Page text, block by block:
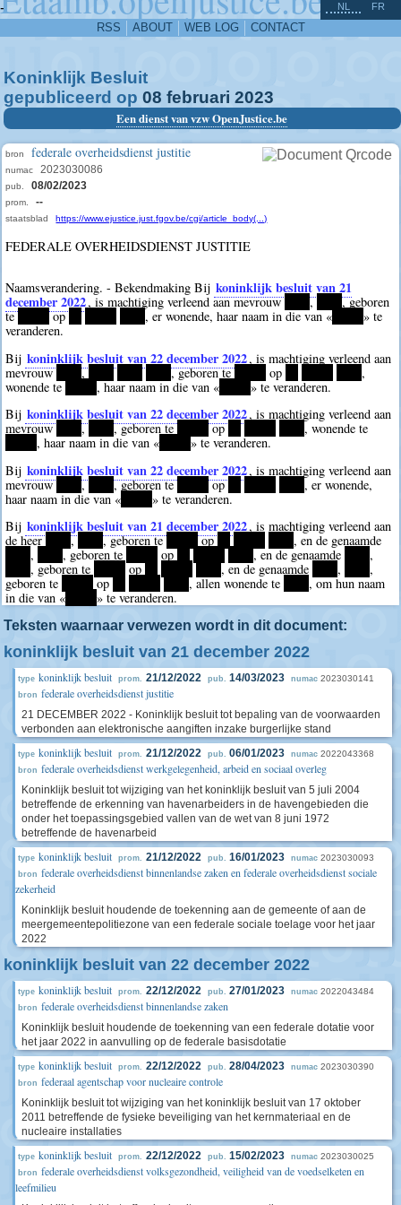
-
RSS ABOUT WEB LOG CONTACT
NL FR
Koninklijk Besluit
gepubliceerd op 08 februari 2023
Een dienst van vzw OpenJustice.be
bron federale overheidsdienst justitie
numac 2023030086
pub. 08/02/2023
prom. --
staatsblad https://www.ejustice.just.fgov.be/cgi/article_body(...)
FEDERALE OVERHEIDSDIENST JUSTITIE
Naamsverandering. - Bekendmaking Bij koninklijk besluit van 21
december 2022, is machtiging verleend aan mevrouw ****, ****, geboren
te *****op ** ****, er wonende, haar naam in die van « *****» te
veranderen.
Bij koninklijk besluit van 22 december 2022, is machtiging verleend aan
mevrouw ****, **** **** ****, geboren te op
,
wonende te *****, haar naam in die van « *****» te veranderen.
Bij koninklijk besluit van 22 december 2022, is machtiging verleend aan
mevrouw ****, ****, geboren te *****op ** ****, wonende te
*****, haar naam in die van « *****» te veranderen.
Bij koninklijk besluit van 22 december 2022, is machtiging verleend aan
mevrouw ****, ****, geboren te *****op **
, er wonende,
haar naam in die van « *****» te veranderen.
Bij koninklijk besluit van 21 december 2022, is machtiging verleend aan
de heer ****, ****, geboren te *****op ** ****, en de genaamde
****, ****, geboren te op ** ***** ****, en de genaamde ****,
****, geboren te op ****, en de genaamde ****, ****,
geboren te
op ****, allen wonende te ****, om hun naam
in die van « *****» te veranderen.
Teksten waarnaar verwezen wordt in dit document:
koninklijk besluit van 21 december 2022
type koninklijk besluit prom. 21/12/2022 pub. 14/03/2023 numac 2023030141
bron federale overheidsdienst justitie
21 DECEMBER 2022 - Koninklijk besluit tot bepaling van de voorwaarden
verbonden aan elektronische aangiften inzake burgerlijke stand
type koninklijk besluit prom. 21/12/2022 pub. 06/01/2023 numac 2022043368
bron federale overheidsdienst werkgelegenheid, arbeid en sociaal overleg
Koninklijk besluit tot wijziging van het koninklijk besluit van 5 juli 2004
betreffende de erkenning van havenarbeiders in de havengebieden die
onder het toepassingsgebied vallen van de wet van 8 juni 1972
betreffende de havenarbeid
type koninklijk besluit prom. 21/12/2022 pub. 16/01/2023 numac 2023030093
bron federale overheidsdienst binnenlandse zaken en federale overheidsdienst sociale
zekerheid
Koninklijk besluit houdende de toekenning aan de gemeente of aan de
meergemeentepolitiezone van een federale sociale toelage voor het jaar
2022
koninklijk besluit van 22 december 2022
type koninklijk besluit prom. 22/12/2022 pub. 27/01/2023 numac 2022043484
bron federale overheidsdienst binnenlandse zaken
Koninklijk besluit houdende de toekenning van een federale dotatie voor
het jaar 2022 in aanvulling op de federale basisdotatie
type koninklijk besluit prom. 22/12/2022 pub. 28/04/2023 numac 2023030390
bron federaal agentschap voor nucleaire controle
Koninklijk besluit tot wijziging van het koninklijk besluit van 17 oktober
2011 betreffende de fysieke beveiliging van het kernmateriaal en de
nucleaire installaties
type koninklijk besluit prom. 22/12/2022 pub. 15/02/2023 numac 2023030025
bron federale overheidsdienst volksgezondheid, veiligheid van de voedselketen en
leefmilieu
^